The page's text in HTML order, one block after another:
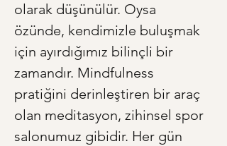
olarak düşünülür. Oysa
özünde, kendimizle buluşmak
için ayırdığımız bilinçli bir
zamandır. Mindfulness
pratiğini derinleştiren bir araç
olan meditasyon, zihinsel spor
salonumuz gibidir. Her gün